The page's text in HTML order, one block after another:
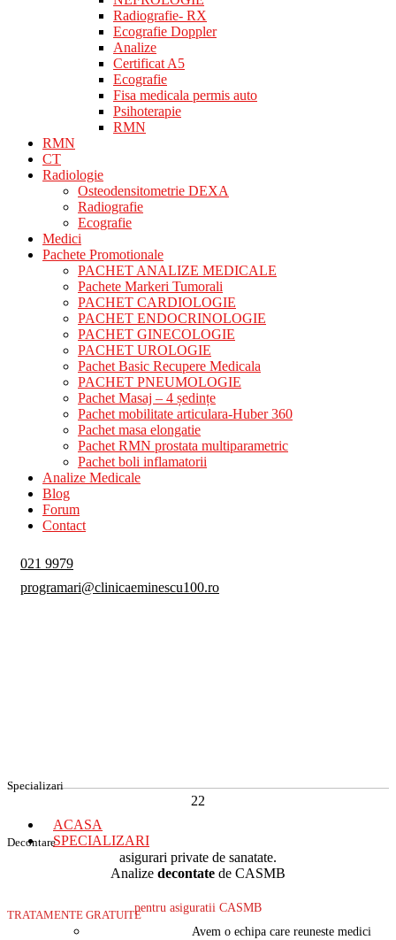
Radiografie- RX
Ecografie Doppler
Analize
Certificat A5
Ecografie
Fisa medicala permis auto
Psihoterapie
RMN
RMN
CT
Radiologie
Osteodensitometrie DEXA
Radiografie
Ecografie
Medici
Pachete Promotionale
PACHET ANALIZE MEDICALE
Pachete Markeri Tumorali
PACHET CARDIOLOGIE
PACHET ENDOCRINOLOGIE
PACHET GINECOLOGIE
PACHET UROLOGIE
Pachet Basic Recupere Medicala
PACHET PNEUMOLOGIE
Pachet Masaj – 4 ședințe
Pachet mobilitate articulara-Huber 360
Pachet masa elongatie
Pachet RMN prostata multiparametric
Pachet boli inflamatorii
Analize Medicale
Blog
Forum
Contact
021 9979
programari@clinicaeminescu100.ro
Specializari
22
Decontare
asigurari private de sanatate.
Analize decontate de CASMB
TRATAMENTE GRATUITE
pentru asiguratii CASMB
ACASA
SPECIALIZARI
Avem o echipa care reuneste medici